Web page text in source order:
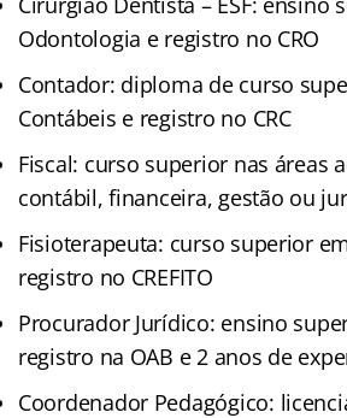
Odontologia e registro no CRO
Contador: diploma de curso
Contábeis e registro no CRC
Fiscal: curso superior nas áreas
contábil, financeira, gestão ou
Fisioterapeuta: curso superior
registro no CREFITO
Procurador Jurídico: ensino
registro na OAB e 2 anos de
Coordenador Pedagógico: